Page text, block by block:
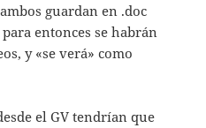
guardan en .doc
entonces se habrán
y «se verá» como
el GV tendrían que